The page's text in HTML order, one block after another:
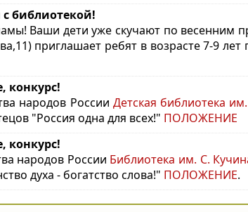
библиотекой!
Ваши дети уже скучают по весенним
приглашает ребят в возрасте 7-9
конкурс!
народов России Детская библиотека
"Россия одна для всех!" ПОЛОЖЕНИЕ
конкурс!
народов России Библиотека им. С.
духа - богатство слова!" ПОЛОЖЕНИЕ.